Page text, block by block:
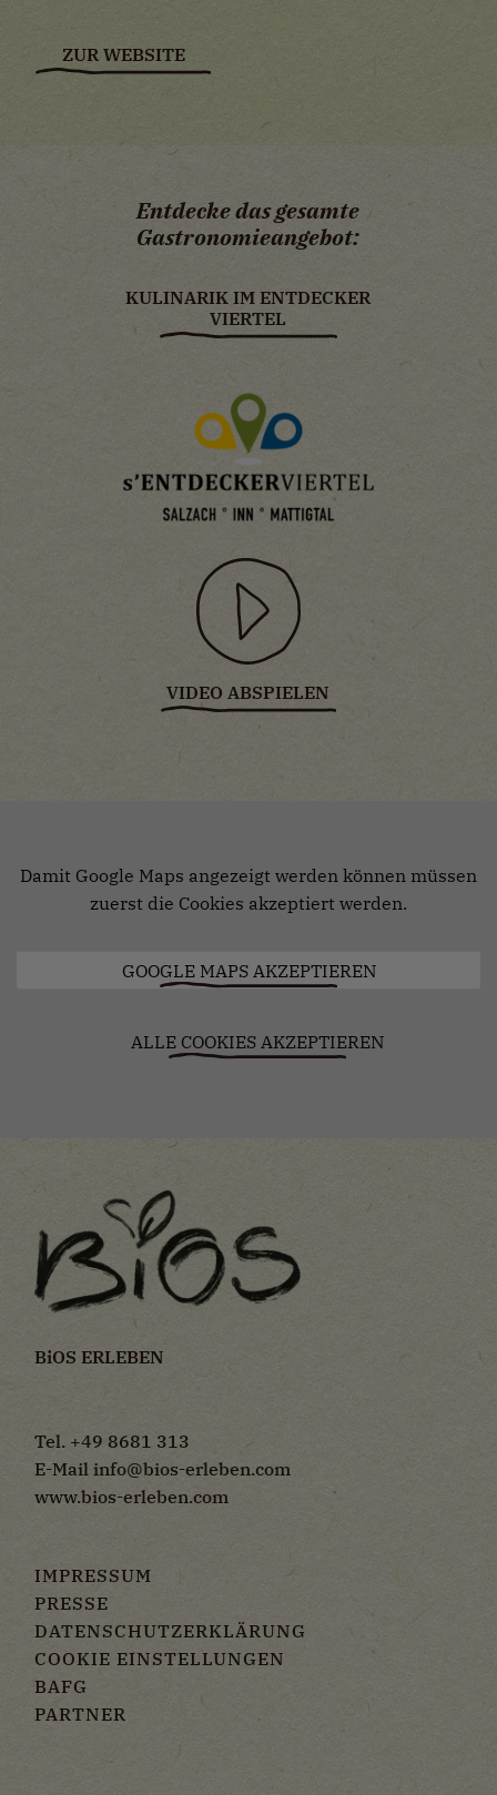
ZUR WEBSITE
Entdecke das gesamte
Gastronomie­angebot:
KULINARIK IM ENTDECKER
VIERTEL
VIDEO ABSPIELEN
A – 5221 Lochen am See
Damit Google Maps angezeigt werden können müssen
zuerst die Cookies akzeptiert werden.
GOOGLE MAPS AKZEPTIEREN
ALLE COOKIES AKZEPTIEREN
BiOS ERLEBEN
Tel. +49 8681 313
E-Mail info@bios-erleben.com
www.bios-erleben.com
IMPRESSUM
PRESSE
DATENSCHUTZERKLÄRUNG
COOKIE EINSTELLUNGEN
BAFG
PARTNER
Wenn Cookies von externen Medien akzeptiert